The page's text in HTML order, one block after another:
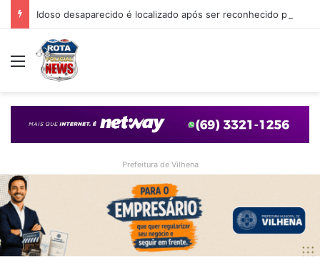
Menu
Prefeitura de Vilhena